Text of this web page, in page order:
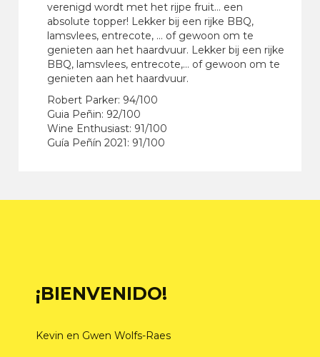
verenigd wordt met het rijpe fruit… een
absolute topper! Lekker bij een rijke BBQ,
lamsvlees, entrecote, … of gewoon om te
genieten aan het haardvuur. Lekker bij een rijke
BBQ, lamsvlees, entrecote,… of gewoon om te
genieten aan het haardvuur.
Robert Parker: 94/100
Guia Peñin: 92/100
Wine Enthusiast: 91/100
Guía Peñín 2021: 91/100
¡BIENVENIDO!
Kevin en Gwen Wolfs-Raes